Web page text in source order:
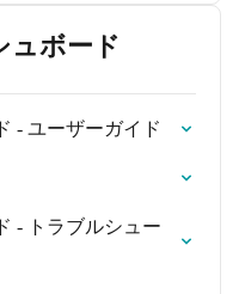
ュボード
- ユーザーガイド
- トラブルシュー